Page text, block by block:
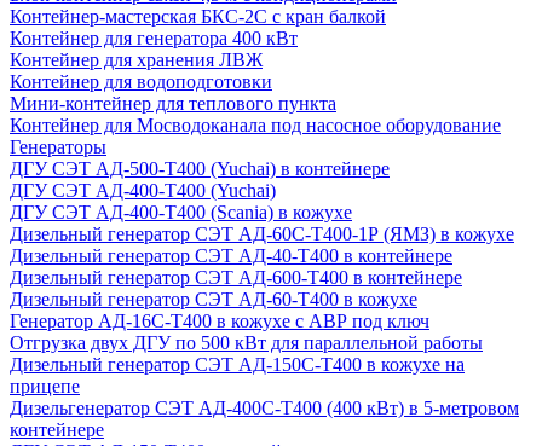
Контейнер-мастерская БКС-2С с кран балкой
Контейнер для генератора 400 кВт
Контейнер для хранения ЛВЖ
Контейнер для водоподготовки
Мини-контейнер для теплового пункта
Контейнер для Мосводоканала под насосное оборудование
Генераторы
ДГУ СЭТ АД-500-Т400 (Yuchai) в контейнере
ДГУ СЭТ АД-400-Т400 (Yuchai)
ДГУ СЭТ АД-400-Т400 (Scania) в кожухе
Дизельный генератор СЭТ АД-60С-Т400-1Р (ЯМЗ) в кожухе
Дизельный генератор СЭТ АД-40-Т400 в контейнере
Дизельный генератор СЭТ АД-600-Т400 в контейнере
Дизельный генератор СЭТ АД-60-Т400 в кожухе
Генератор АД-16С-Т400 в кожухе с АВР под ключ
Отгрузка двух ДГУ по 500 кВт для параллельной работы
Дизельный генератор СЭТ АД-150С-Т400 в кожухе на
прицепе
Дизельгенератор СЭТ АД-400С-Т400 (400 кВт) в 5-метровом
контейнере